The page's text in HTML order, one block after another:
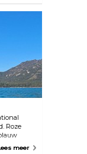
hun
het
van
dat je
komt.
Roze
meer